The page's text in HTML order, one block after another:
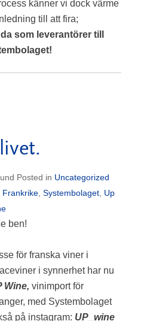
känner vi dock värme
till att fira;
som leverantörer till
Posted in Uncategorized
Frankrike, Systembolaget, Up
ben!
för franska viner i
i synnerhet har nu
Wine, vinimport för
med Systembolaget
på instagram: UP_wine